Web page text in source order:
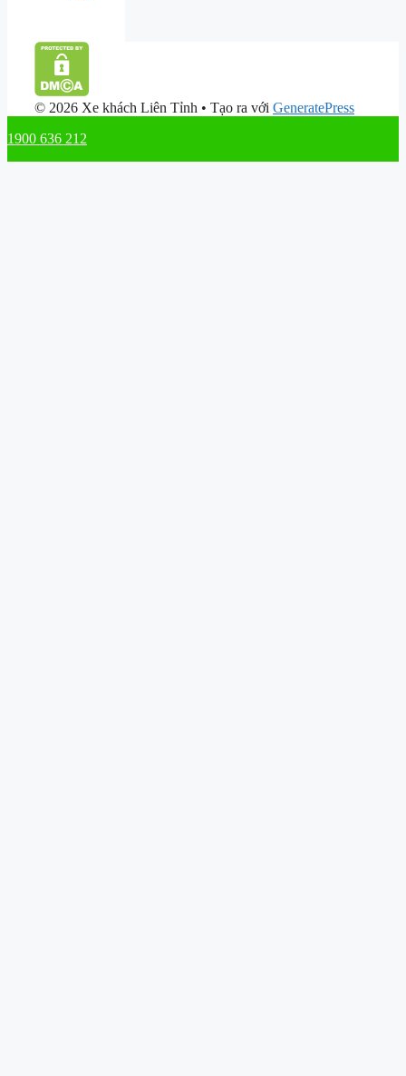
© 2026 Xe khách Liên Tỉnh • Tạo ra với GeneratePress
1900 636 212